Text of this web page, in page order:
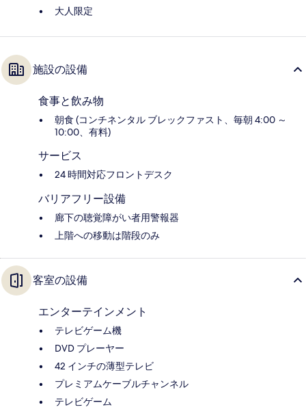
大人限定
施設の設備
食事と飲み物
朝食 (コンチネンタル ブレックファスト、毎朝 4:00 ～
10:00、有料)
サービス
24 時間対応フロントデスク
バリアフリー設備
廊下の聴覚障がい者用警報器
上階への移動は階段のみ
客室の設備
エンターテインメント
テレビゲーム機
DVD プレーヤー
42 インチの薄型テレビ
プレミアムケーブルチャンネル
テレビゲーム